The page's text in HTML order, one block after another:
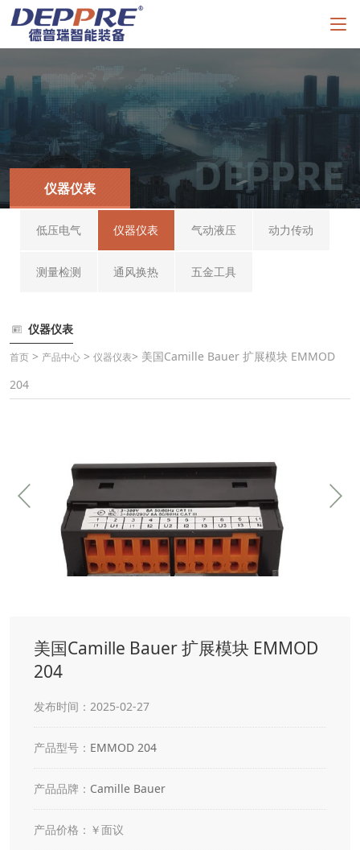
仪器仪表
低压电气 仪器仪表 气动液压 动力传动
测量检测 通风换热 五金工具
仪器仪表
首页 > 产品中心 > 仪器仪表> 美国Camille Bauer 扩展模块 EMMOD
204
美国Camille Bauer 扩展模块 EMMOD
204
发布时间：2025-02-27
产品型号： EMMOD 204
产品品牌： Camille Bauer
产品价格：￥面议